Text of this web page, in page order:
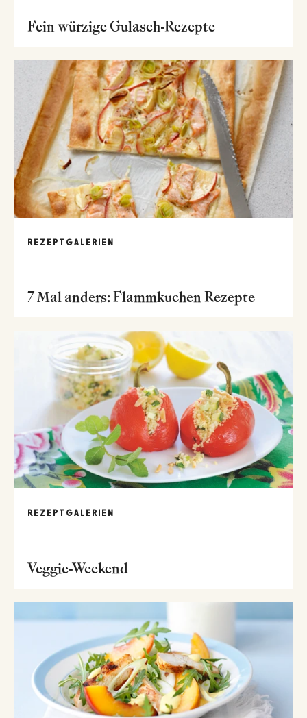
Fein würzige Gulasch-Rezepte
REZEPTGALERIEN
7 Mal anders: Flammkuchen Rezepte
REZEPTGALERIEN
Veggie-Weekend